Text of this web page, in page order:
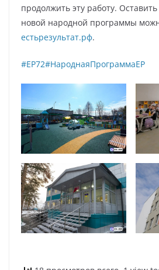
продолжить эту работу.
новой народной программы
естьрезультат.рф.
#ЕР72#НароднаяПрограммаЕР